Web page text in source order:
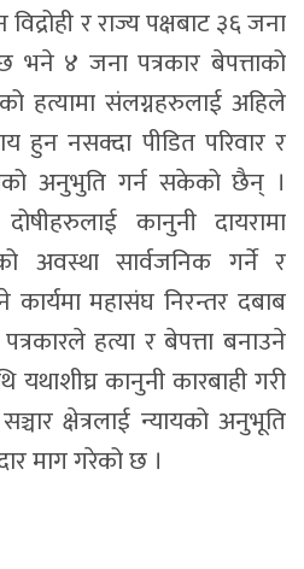
र राज्य पक्षबाट ३६ जना
भने ४ जना पत्रकार बेपत्ताको
हत्यामा संलग्नहरुलाई अहिले
हुन नसक्दा पीडित परिवार र
अनुभुति गर्न सकेको छैन् ।
कानुनी दायरामा
अवस्था सार्वजनिक गर्ने र
कार्यमा महासंघ निरन्तर दबाब
हत्या र बेपत्ता बनाउने
यथाशीघ्र कानुनी कारबाही गरी
क्षेत्रलाई न्यायको अनुभूति
माग गरेको छ ।